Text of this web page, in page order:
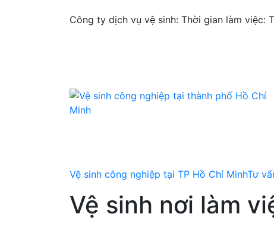
Công ty dịch vụ vệ sinh: Thời gian làm việc:
Vệ sinh công nghiệp tại TP Hồ Chí MinhTư
Vệ sinh nơi làm